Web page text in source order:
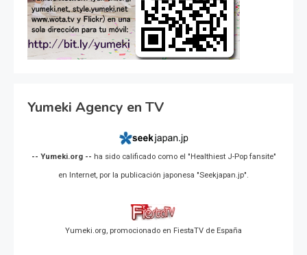
Yumeki Agency en TV
-- Yumeki.org -- ha sido calificado como el "Healthiest J-Pop fansite"
en Internet, por la publicación japonesa "Seekjapan.jp".
Yumeki.org, promocionado en FiestaTV de España